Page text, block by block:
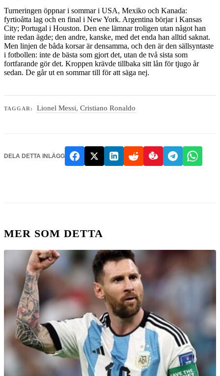
Turneringen öppnar i sommar i USA, Mexiko och Kanada:
fyrtioåtta lag och en final i New York. Argentina börjar i Kansas
City; Portugal i Houston. Den ene lämnar troligen utan något han
inte redan ägde; den andre, kanske, med det enda han alltid saknat.
Men linjen de båda korsar är densamma, och den är den sällsyntaste
i fotbollen: inte de bästa som gjort det, utan de två sista som
fortfarande gör det. Kroppen krävde tillbaka sitt lån för tjugo år
sedan. De går ut en sommar till för att säga nej.
TAGGAR: Lionel Messi,Cristiano Ronaldo
DELA DETTA INLÄGG
MER SOM DETTA